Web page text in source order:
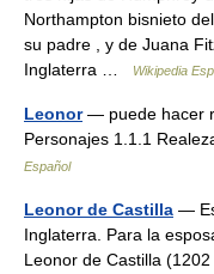
Northampton bisnieto
su padre , y de Juana
Inglaterra …
Wikipedia
Leonor— puede hacer
Personajes 1.1.1
Español
Leonor de Castilla —
Inglaterra. Para la
Leonor de Castilla